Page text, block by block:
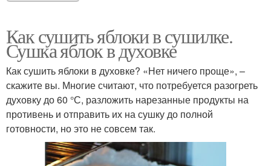
Как сушить яблоки в сушилке.
Сушка яблок в духовке
Как сушить яблоки в духовке? «Нет ничего проще», –
скажите вы. Многие считают, что потребуется разогреть
духовку до 60 °С, разложить нарезанные продукты на
противень и отправить их на сушку до полной
готовности, но это не совсем так.